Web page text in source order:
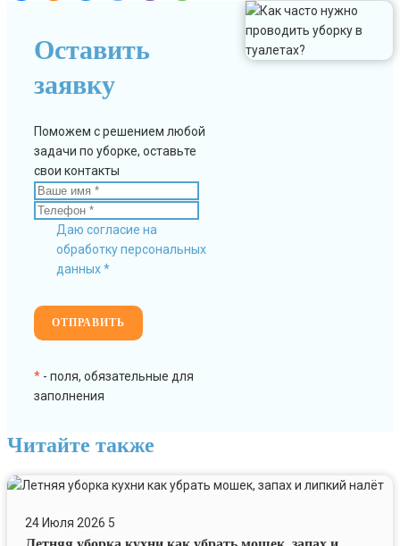
Оставить
заявку
Поможем с решением любой
задачи по уборке, оставьте
свои контакты
Даю согласие на
обработку персональных
данных *
* - поля, обязательные для
заполнения
Читайте также
Летняя
кухни24 Июля 2026 5